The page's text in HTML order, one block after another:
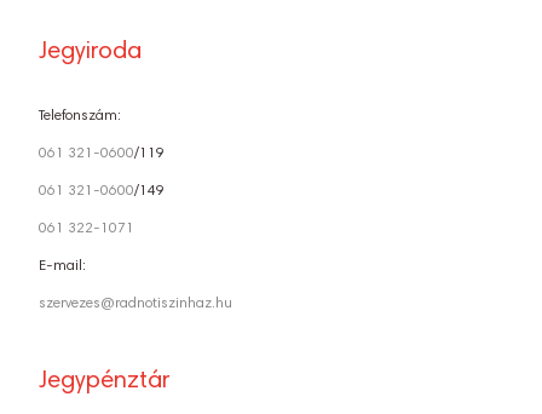
Jegyiroda
Telefonszám:
061 321-0600/119
061 321-0600/149
061 322-1071
E-mail:
szervezes@radnotiszinhaz.hu
Jegypénztár